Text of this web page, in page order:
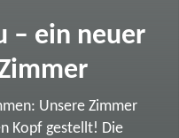
– ein neuer
Unsere Zimmer
Kopf gestellt! Die